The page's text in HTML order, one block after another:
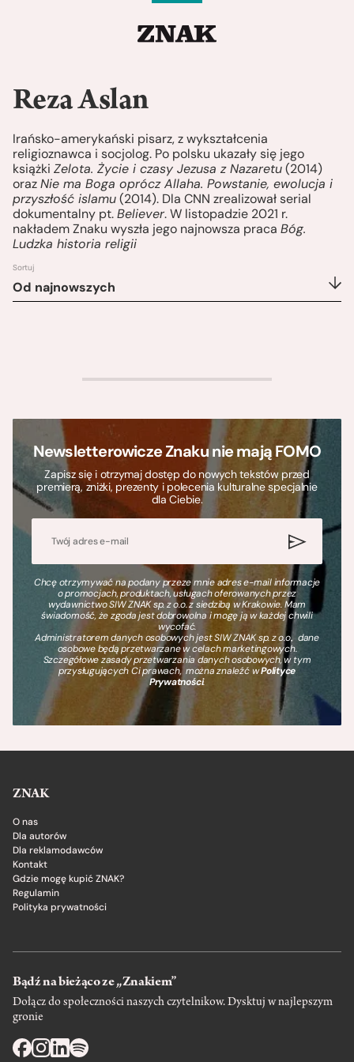
Reza Aslan
Irańsko-amerykański pisarz, z wykształcenia
religioznawca i socjolog. Po polsku ukazały się jego
książki Zelota. Życie i czasy Jezusa z Nazaretu(2014)
orazNie ma Boga oprócz Allaha. Powstanie, ewolucja i
przyszłość islamu(2014). Dla CNN zrealizował serial
dokumentalny pt.Believer. W listopadzie 2021 r.
nakładem Znaku wyszła jego najnowsza praca Bóg.
Ludzka historia religii
Sortuj
Od najnowszych
>
Newsletterowicze Znaku nie mają FOMO
Zapisz się i otrzymaj dostęp do nowych tekstów przed
premierą, zniżki, prezenty i polecenia kulturalne specjalnie
dla Ciebie.
Chcę otrzymywać na podany przeze mnie adres e-mail informacje
o promocjach, produktach, usługach oferowanych przez
wydawnictwo SIW ZNAK sp. z o.o. z siedzibą w Krakowie. Mam
świadomość, że zgoda jest dobrowolna i mogę ją w każdej chwili
wycofać.
Administratorem danych osobowych jest SIW ZNAK sp. z o.o., dane
osobowe będą przetwarzane w celach marketingowych.
Szczegółowe zasady przetwarzania danych osobowych, w tym
przysługujących Ci prawach, można znaleźć wPolityce
Prywatności.
ZNAK
O nas
Dla autorów
Dla reklamodawców
Kontakt
Gdzie mogę kupić ZNAK?
Regulamin
Polityka prywatności
Bądź na bieżąco ze „Znakiem”
Dołącz do społeczności naszych czytelnikow. Dysktuj w najlepszym
gronie